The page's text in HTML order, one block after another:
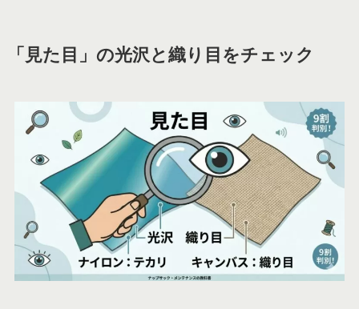
「見た目」の光沢と織り目をチェック